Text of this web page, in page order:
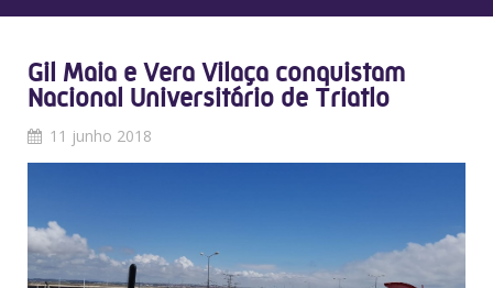
Gil Maia e Vera Vilaça conquistam
Nacional Universitário de Triatlo
11 junho 2018